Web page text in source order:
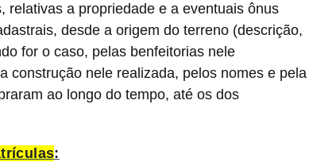
relativas a propriedade e a eventuais ônus
desde a origem do terreno (descrição,
for o caso, pelas benfeitorias nele
construção nele realizada, pelos nomes e pela
ao longo do tempo, até os dos
: